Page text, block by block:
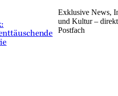
Exklusive News,
und Kultur –
Postfach